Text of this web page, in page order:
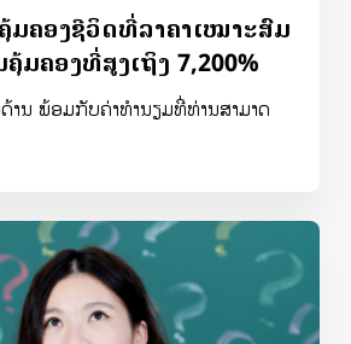
ຄອງຊີວິດທີ່ລາຄາເໝາະສົມ
ມຄອງທີ່ສູງເຖິງ 7,200%
ານ ພ້ອມກັບຄ່າທຳນຽມທີ່ທ່ານສາມາດ